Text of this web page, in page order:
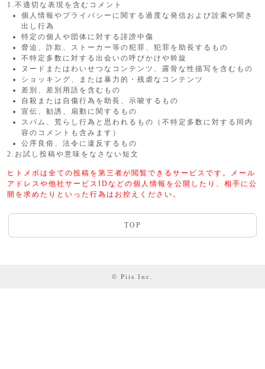
1.不適切な表現を含むコメント
個人情報やプライバシーに関する過度な発信および詮索や聞き
出し行為
特定の個人や団体に対する誹謗中傷
脅迫、詐欺、ストーカー等の犯罪、犯罪を助長するもの
不特定多数に対する出会いの呼びかけや斡旋
ヌードまたはわいせつなコンテンツ、露骨な性描写を含むもの
ショッキング、または暴力的・残虐なコンテンツ
差別、差別用語を含むもの
自殺または自傷行為を助長、示唆するもの
宣伝、勧誘、扇動に関するもの
スパム、荒らし行為と思われるもの（不特定多数に対する同内
容のコメントも含みます）
公序良俗、法令に違反するもの
2.お試し投稿や意味をなさない短文
ヒトメボは全ての投稿を第三者が閲覧できるサービスです。メール
アドレスや他社サービスIDなどの個人情報を公開したり、相手に公
開を求めたりといった行為はお控えください。
TOP
© Piis Inc.